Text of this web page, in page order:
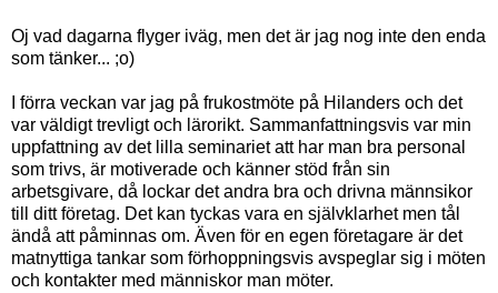
Oj vad dagarna flyger iväg, men det är jag nog inte den enda
som tänker... ;o)
I förra veckan var jag på frukostmöte på Hilanders och det
var väldigt trevligt och lärorikt. Sammanfattningsvis var min
uppfattning av det lilla seminariet att har man bra personal
som trivs, är motiverade och känner stöd från sin
arbetsgivare, då lockar det andra bra och drivna männsikor
till ditt företag. Det kan tyckas vara en självklarhet men tål
ändå att påminnas om. Även för en egen företagare är det
matnyttiga tankar som förhoppningsvis avspeglar sig i möten
och kontakter med människor man möter.